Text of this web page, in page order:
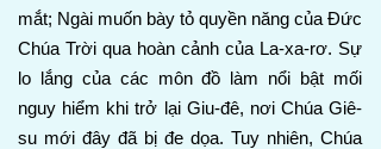
mắt; Ngài muốn bày tỏ quyền năng của Đức
Chúa Trời qua hoàn cảnh của La-xa-rơ. Sự
lo lắng của các môn đồ làm nổi bật mối
nguy hiểm khi trở lại Giu-đê, nơi Chúa Giê-
su mới đây đã bị đe dọa. Tuy nhiên, Chúa